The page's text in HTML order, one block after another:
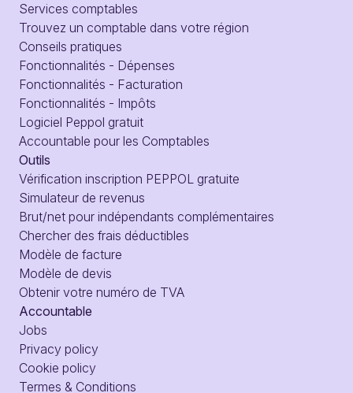
Services comptables
Trouvez un comptable dans votre région
Conseils pratiques
Fonctionnalités - Dépenses
Fonctionnalités - Facturation
Fonctionnalités - Impôts
Logiciel Peppol gratuit
Accountable pour les Comptables
Outils
Vérification inscription PEPPOL gratuite
Simulateur de revenus
Brut/net pour indépendants complémentaires
Chercher des frais déductibles
Modèle de facture
Modèle de devis
Obtenir votre numéro de TVA
Accountable
Jobs
Privacy policy
Cookie policy
Termes & Conditions